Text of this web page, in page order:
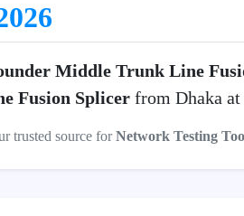
Middle Trunk Line
Fusion Splicer from Dhaka
trusted source forNetwork Testing